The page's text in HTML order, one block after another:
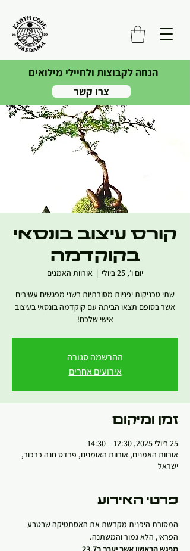
הנחה לקבוצות ולחיילי מילואים
צרו קשר
קורס עיצוב בונסאי
בקוקדמה
יום ו׳, 25 ביולי
  |
אורוות האמנים
שתי טכניקות יפניות מסורתיות בשני מפגשים עשירים
אשר בסופם תצאו הביתה עם קוקדמה בונסאי בעיצוב
אישי שלכם!
ההרשמה סגורה
אירועים אחרים
זמן ומיקום
25 ביולי 2025, 12:30 – 14:30
אורוות האמנים, אורוות האומנים, פרדס חנה כרכור,
ישראל
פרטי האירוע
המסורת היפנית מקדשת את האסתטיקה שבטבע
הפראי, הלא גמור והמשתנה.